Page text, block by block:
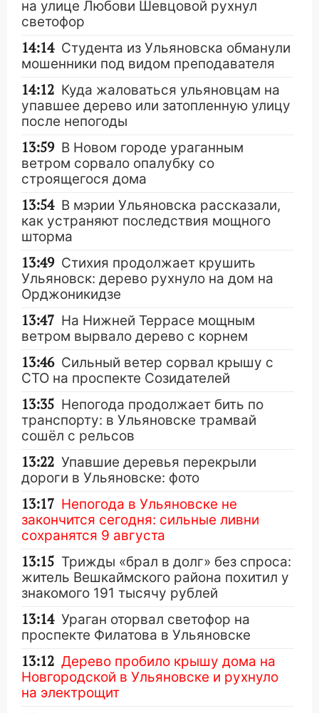
на улице Любови Шевцовой рухнул
светофор
14:14 Студента из Ульяновска обманули
мошенники под видом преподавателя
14:12 Куда жаловаться ульяновцам на
упавшее дерево или затопленную улицу
после непогоды
13:59 В Новом городе ураганным
ветром сорвало опалубку со
строящегося дома
13:54 В мэрии Ульяновска рассказали,
как устраняют последствия мощного
шторма
13:49 Стихия продолжает крушить
Ульяновск: дерево рухнуло на дом на
Орджоникидзе
13:47 На Нижней Террасе мощным
ветром вырвало дерево с корнем
13:46 Сильный ветер сорвал крышу с
СТО на проспекте Созидателей
13:35 Непогода продолжает бить по
транспорту: в Ульяновске трамвай
сошёл с рельсов
13:22 Упавшие деревья перекрыли
дороги в Ульяновске: фото
13:17 Непогода в Ульяновске не
закончится сегодня: сильные ливни
сохранятся 9 августа
13:15 Трижды «брал в долг» без спроса:
житель Вешкаймского района похитил у
знакомого 191 тысячу рублей
13:14 Ураган оторвал светофор на
проспекте Филатова в Ульяновске
13:12 Дерево пробило крышу дома на
Новгородской в Ульяновске и рухнуло
на электрощит